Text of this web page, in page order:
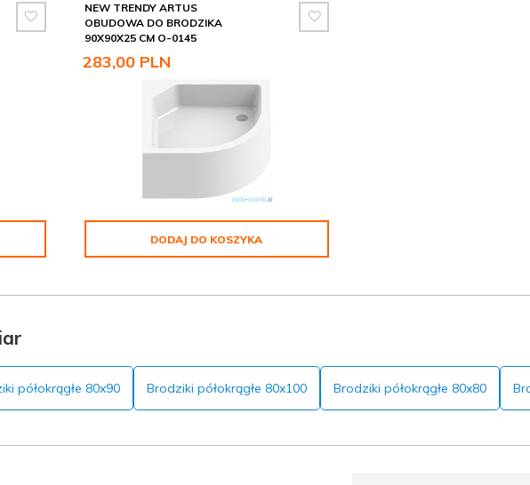
NEW TRENDY ARTUS
OBUDOWA DO BRODZIKA
90X90X25 CM O-0145
283,00 PLN
DODAJ DO KOSZYKA
półokrągłe 80x90 Brodziki półokrągłe 80x100 Brodziki półokrągłe 80x80